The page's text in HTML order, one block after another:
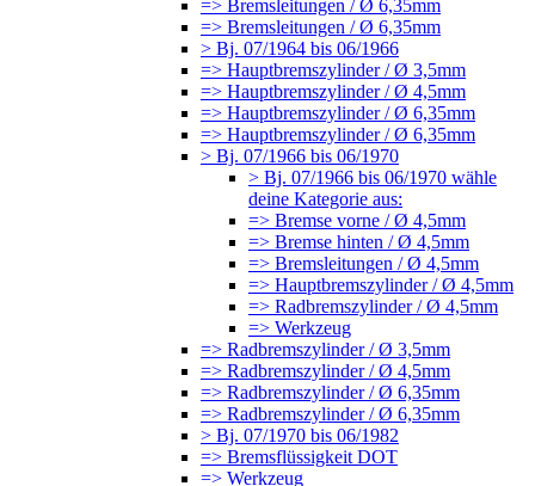
=> Bremsleitungen / Ø 6,35mm
=> Bremsleitungen / Ø 6,35mm
> Bj. 07/1964 bis 06/1966
=> Hauptbremszylinder / Ø 3,5mm
=> Hauptbremszylinder / Ø 4,5mm
=> Hauptbremszylinder / Ø 6,35mm
=> Hauptbremszylinder / Ø 6,35mm
> Bj. 07/1966 bis 06/1970
> Bj. 07/1966 bis 06/1970 wähle
deine Kategorie aus:
=> Bremse vorne / Ø 4,5mm
=> Bremse hinten / Ø 4,5mm
=> Bremsleitungen / Ø 4,5mm
=> Hauptbremszylinder / Ø 4,5mm
=> Radbremszylinder / Ø 4,5mm
=> Werkzeug
=> Radbremszylinder / Ø 3,5mm
=> Radbremszylinder / Ø 4,5mm
=> Radbremszylinder / Ø 6,35mm
=> Radbremszylinder / Ø 6,35mm
> Bj. 07/1970 bis 06/1982
=> Bremsflüssigkeit DOT
=> Werkzeug